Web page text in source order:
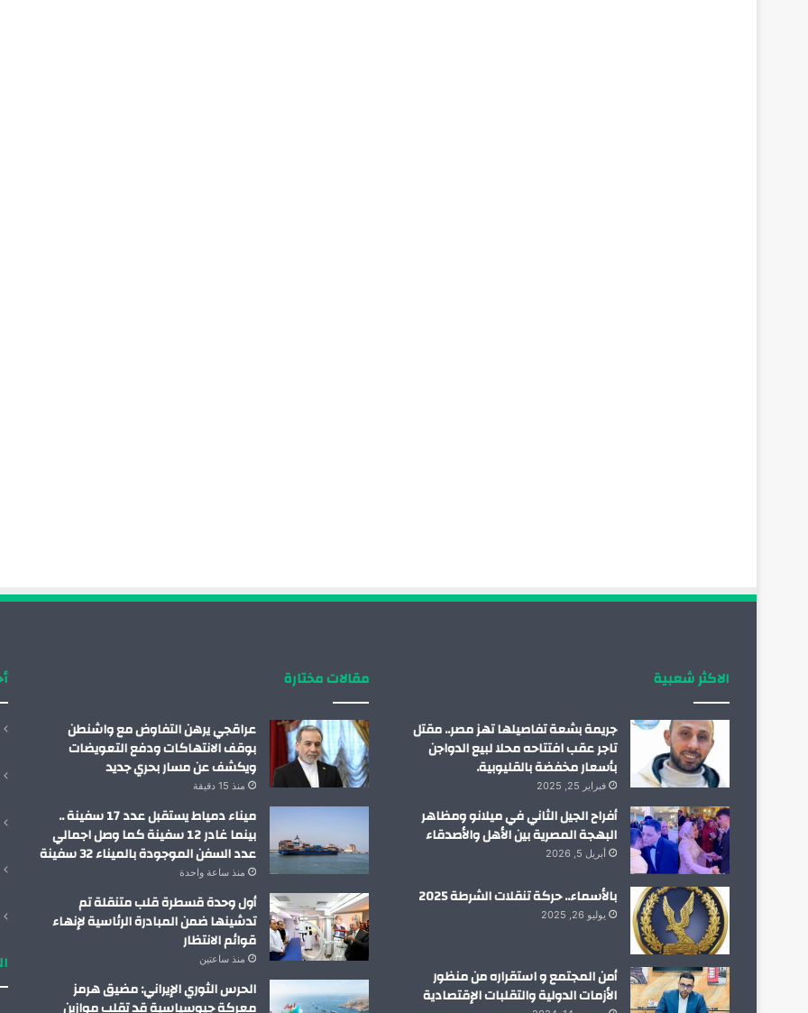
الاكثر شعبية
جريمة بشعة تفاصيلها تهز مصر.. مقتل
تاجر عقب افتتاحه محلا لبيع الدواجن
بأسعار مخفضة بالقليوبية.
فبراير 25, 2025
أفراح الجيل الثاني في ميلانو ومظاهر
البهجة المصرية بين الأهل والأصدقاء
أبريل 5, 2026
بالأسماء.. حركة تنقلات الشرطة 2025
يوليو 26, 2025
أمن المجتمع و استقراره من منظور
الأزمات الدولية والتقلبات الإقتصادية
مقالات مختارة
عراقجي يرهن التفاوض مع واشنطن
بوقف الانتهاكات ودفع التعويضات
ويكشف عن مسار بحري جديد
منذ 15 دقيقة
ميناء دمياط يستقبل عدد 17 سفينة ..
بينما غادر 12 سفينة كما وصل اجمالي
عدد السفن الموجودة بالميناء 32 سفينة
منذ ساعة واحدة
أول وحدة قسطرة قلب متنقلة تم
تدشينها ضمن المبادرة الرئاسية لإنهاء
قوائم الانتظار
منذ ساعتين
الحرس الثوري الإيراني: مضيق هرمز